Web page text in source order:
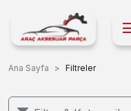
Ana Sayfa Filtreler